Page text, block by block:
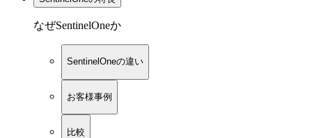
なぜSentinelOneか
SentinelOneの違い
お客様事例
比較